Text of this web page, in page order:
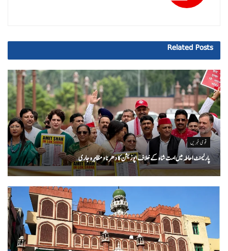
Related Posts
قومی خبریں
پارلیمنٹ احاطہ میں امت شاہ کے خلاف اپوزیشن کا دھرنا و مظاہرہ جاری